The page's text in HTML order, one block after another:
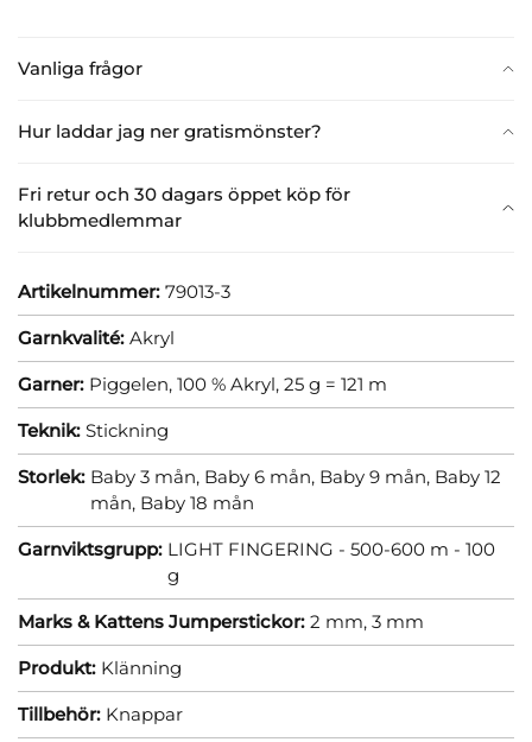
Vanliga frågor
Hur laddar jag ner gratismönster?
Fri retur och 30 dagars öppet köp för
klubbmedlemmar
Artikelnummer: 79013-3
Garnkvalité: Akryl
Garner: Piggelen, 100 % Akryl, 25 g = 121 m
Teknik: Stickning
Storlek: Baby 3 mån, Baby 6 mån, Baby 9 mån, Baby 12
mån, Baby 18 mån
Garnviktsgrupp: LIGHT FINGERING - 500-600 m - 100
g
Marks & Kattens Jumperstickor: 2 mm, 3 mm
Produkt: Klänning
Tillbehör: Knappar